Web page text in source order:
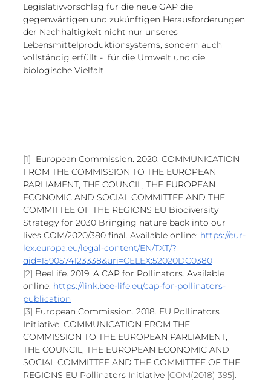
Legislativvorschlag für die neue GAP die
gegenwärtigen und zukünftigen Herausforderungen
der Nachhaltigkeit nicht nur unseres
Lebensmittelproduktionsystems, sondern auch
vollständig erfüllt -  für die Umwelt und die
biologische Vielfalt.
[1] European Commission. 2020. COMMUNICATION
FROM THE COMMISSION TO THE EUROPEAN
PARLIAMENT, THE COUNCIL, THE EUROPEAN
ECONOMIC AND SOCIAL COMMITTEE AND THE
COMMITTEE OF THE REGIONS EU Biodiversity
Strategy for 2030 Bringing nature back into our
lives COM/2020/380 final. Available online: https://eur-
lex.europa.eu/legal-content/EN/TXT/?
qid=1590574123338&uri=CELEX:52020DC0380
[2] BeeLife. 2019. A CAP for Pollinators. Available
online: https://link.bee-life.eu/cap-for-pollinators-
publication
[3] European Commission. 2018. EU Pollinators
Initiative. COMMUNICATION FROM THE
COMMISSION TO THE EUROPEAN PARLIAMENT,
THE COUNCIL, THE EUROPEAN ECONOMIC AND
SOCIAL COMMITTEE AND THE COMMITTEE OF THE
REGIONS EU Pollinators Initiative [COM(2018) 395].